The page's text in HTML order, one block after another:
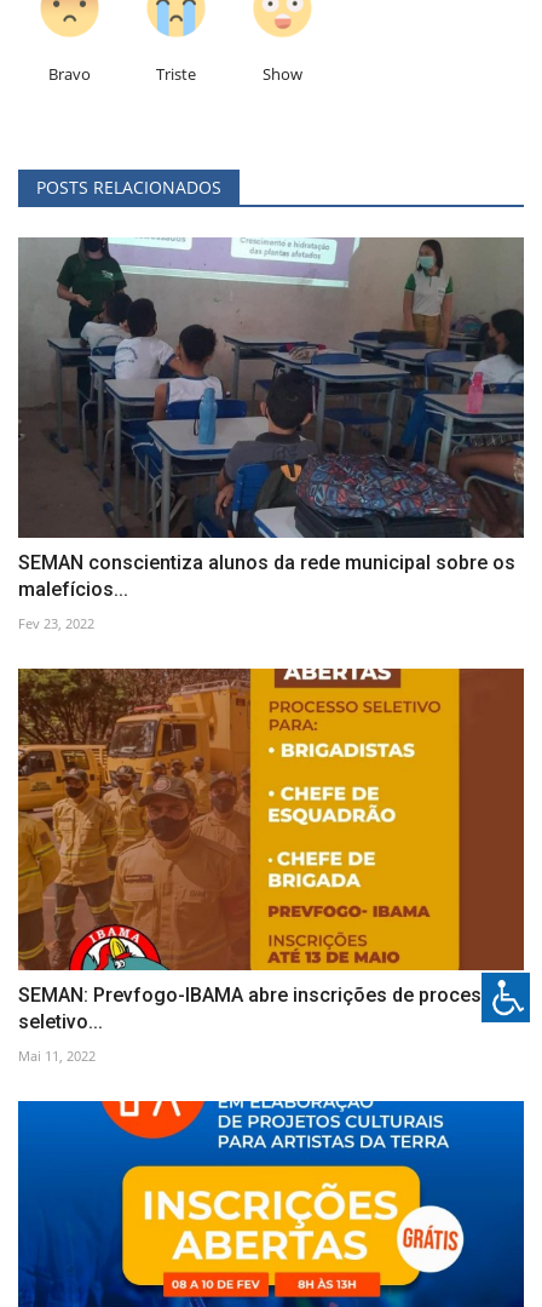
Bravo Triste Show
POSTS RELACIONADOS
SEMAN conscientiza alunos da rede municipal sobre os
malefícios...
Fev 23, 2022
SEMAN: Prevfogo-IBAMA abre inscrições de processo
seletivo...
Mai 11, 2022